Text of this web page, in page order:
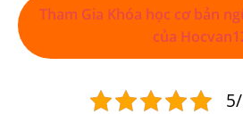
Tham Gia Khóa học cơ bản
của